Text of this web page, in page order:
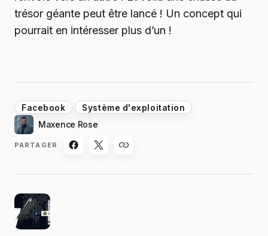
trésor géante peut être lancé ! Un concept qui
pourrait en intéresser plus d’un !
Facebook Système d'exploitation
Maxence Rose
PARTAGER